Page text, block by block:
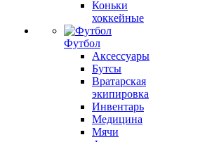
Коньки
хоккейные
Футбол
Аксессуары
Бутсы
Вратарская
экипировка
Инвентарь
Медицина
Мячи